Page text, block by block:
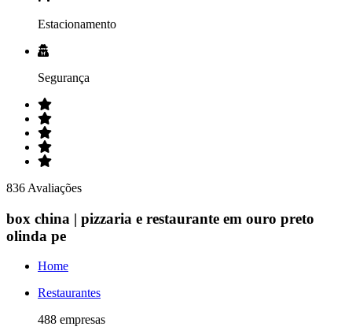
Estacionamento
Segurança
836 Avaliações
box china | pizzaria e restaurante em ouro preto
olinda pe
Home
Restaurantes
488 empresas